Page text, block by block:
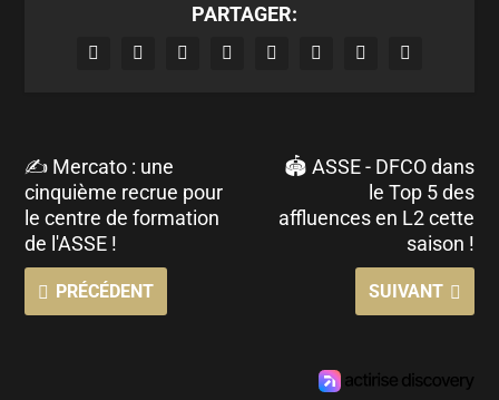
PARTAGER:
✍️ Mercato : une
cinquième recrue pour
le centre de formation
de l'ASSE !
PRÉCÉDENT
🏟️ ASSE - DFCO dans
le Top 5 des
affluences en L2 cette
saison !
SUIVANT